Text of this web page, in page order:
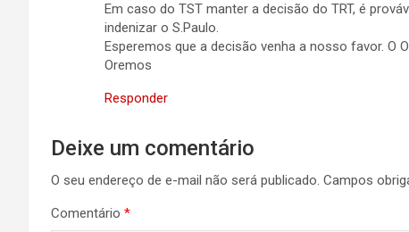
Em caso do TST manter a decisão do TRT, é
indenizar o S.Paulo.
Esperemos que a decisão venha a nosso favor. O
Oremos
Responder
Deixe um comentário
O seu endereço de e-mail não será publicado. Campos
Comentário *